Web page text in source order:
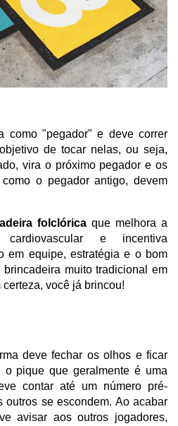
como "pegador" e deve correr
de tocar nelas, ou seja,
vira o próximo pegador e os
o pegador antigo, devem
folclórica que melhora a
cardiovascular e incentiva
em equipe, estratégia e o bom
muito tradicional em
você já brincou!
deve fechar os olhos e ficar
o pique que geralmente é uma
contar até um número pré-
outros se escondem. Ao acabar
avisar aos outros jogadores,